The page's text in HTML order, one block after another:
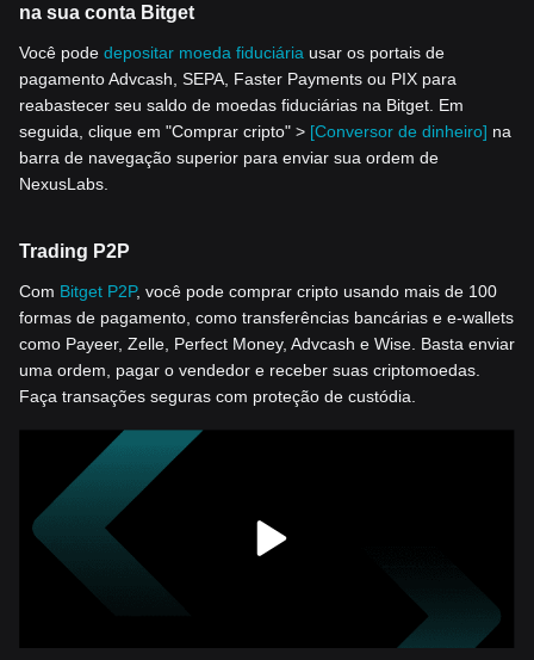
na sua conta Bitget
Você pode depositar moeda fiduciária usar os portais de
pagamento Advcash, SEPA, Faster Payments ou PIX para
reabastecer seu saldo de moedas fiduciárias na Bitget. Em
seguida, clique em "Comprar cripto" > [Conversor de dinheiro] na
barra de navegação superior para enviar sua ordem de
NexusLabs.
Trading P2P
Com Bitget P2P, você pode comprar cripto usando mais de 100
formas de pagamento, como transferências bancárias e e-wallets
como Payeer, Zelle, Perfect Money, Advcash e Wise. Basta enviar
uma ordem, pagar o vendedor e receber suas criptomoedas.
Faça transações seguras com proteção de custódia.